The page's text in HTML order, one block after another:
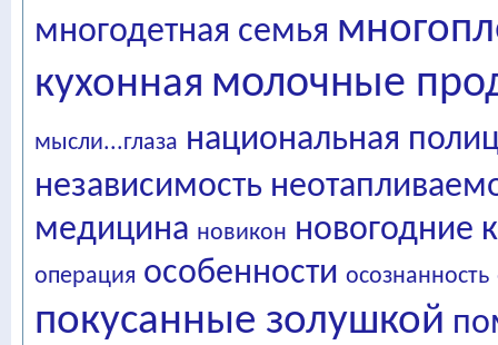
многодетная семья
кухонная молочные
мысли...глаза национальная
независимость
медицина новикон новогодние
операция особенности осознанность
покусанные золушкой